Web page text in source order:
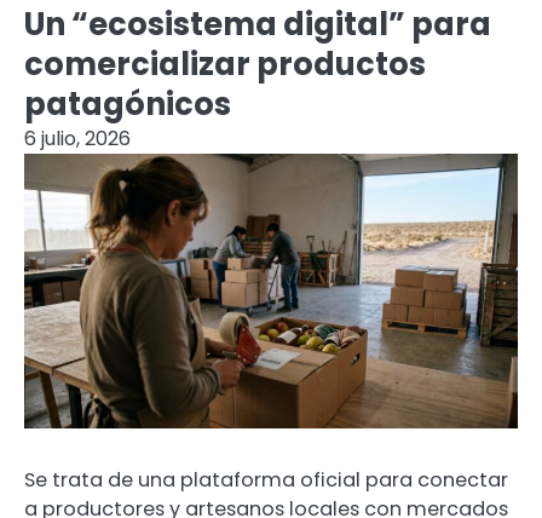
Un “ecosistema digital” para
comercializar productos
patagónicos
6 julio, 2026
Se trata de una plataforma oficial para conectar
a productores y artesanos locales con mercados